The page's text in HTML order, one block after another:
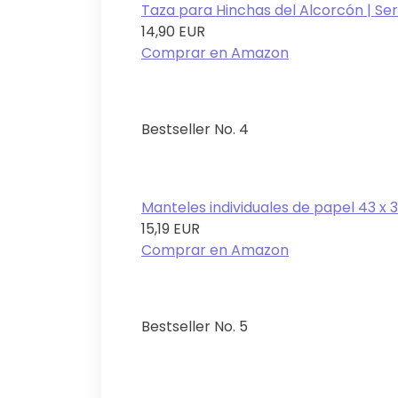
Taza para Hinchas del Alcorcón | Ser
14,90 EUR
Comprar en Amazon
Bestseller No. 4
Manteles individuales de papel 43 x
15,19 EUR
Comprar en Amazon
Bestseller No. 5